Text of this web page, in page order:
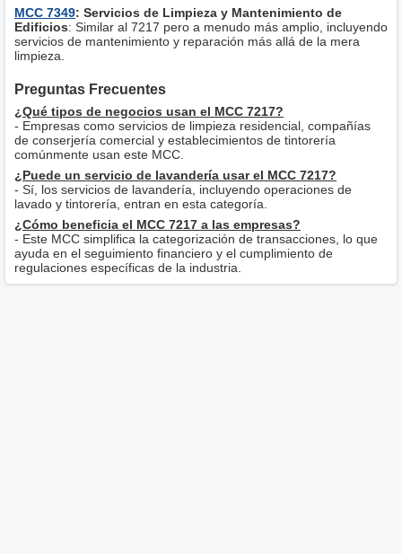
MCC 7349: Servicios de Limpieza y Mantenimiento de
Edificios: Similar al 7217 pero a menudo más amplio, incluyendo
servicios de mantenimiento y reparación más allá de la mera
limpieza.
Preguntas Frecuentes
¿Qué tipos de negocios usan el MCC 7217?
- Empresas como servicios de limpieza residencial, compañías
de conserjería comercial y establecimientos de tintorería
comúnmente usan este MCC.
¿Puede un servicio de lavandería usar el MCC 7217?
- Sí, los servicios de lavandería, incluyendo operaciones de
lavado y tintorería, entran en esta categoría.
¿Cómo beneficia el MCC 7217 a las empresas?
- Este MCC simplifica la categorización de transacciones, lo que
ayuda en el seguimiento financiero y el cumplimiento de
regulaciones específicas de la industria.